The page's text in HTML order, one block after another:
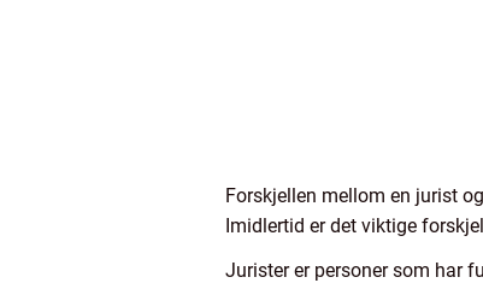
Forskjellen mellom en jurist
Imidlertid er det viktige
Jurister er personer som har